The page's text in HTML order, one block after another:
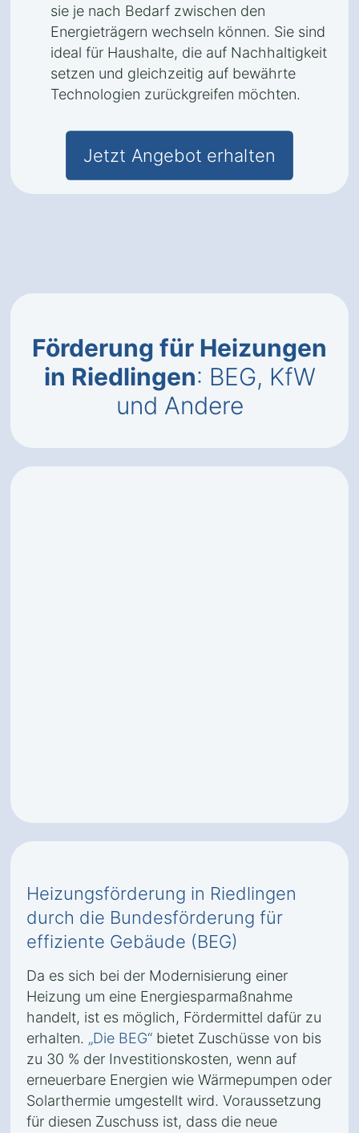
sie je nach Bedarf zwischen den
Energieträgern wechseln können. Sie sind
ideal für Haushalte, die auf Nachhaltigkeit
setzen und gleichzeitig auf bewährte
Technologien zurückgreifen möchten.
Jetzt Angebot erhalten
Förderung für Heizungen
in Riedlingen: BEG, KfW
und Andere
Heizungsförderung in Riedlingen
durch die Bundesförderung für
effiziente Gebäude (BEG)
Da es sich bei der Modernisierung einer
Heizung um eine Energiesparmaßnahme
handelt, ist es möglich, Fördermittel dafür zu
erhalten. „Die BEG“ bietet Zuschüsse von bis
zu 30 % der Investitionskosten, wenn auf
erneuerbare Energien wie Wärmepumpen oder
Solarthermie umgestellt wird. Voraussetzung
für diesen Zuschuss ist, dass die neue